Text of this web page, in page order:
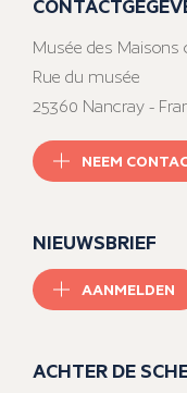
Musée des Maisons
Rue du musée
25360 Nancray -
NEEM
NIEUWSBRIEF
AANMELDEN
ACHTER DE